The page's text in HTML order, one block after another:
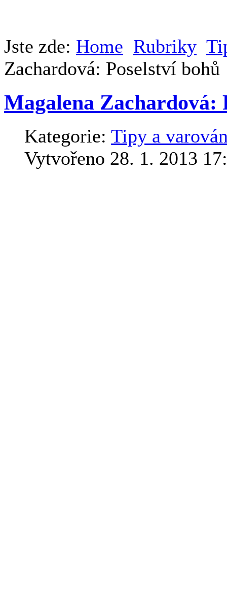
Jste zde: Home Rubriky
Zachardová: Poselství bohů
Magalena Zachardová:
Kategorie: Tipy a
Vytvořeno 28. 1. 2013